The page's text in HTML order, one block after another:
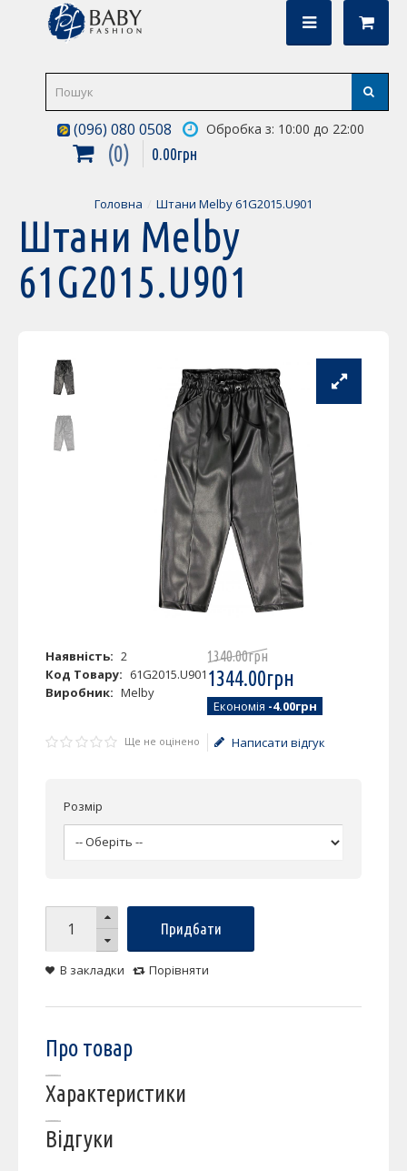
(096) 080 0508 Обробка з: 10:00 до 22:00
0 0.00грн
Головна Штани Melby 61G2015.U901
Штани Melby
61G2015.U901
Наявність: 2
Код Товару: 61G2015.U901
Виробник: Melby
1340.00грн
1344.00грн
Економія -4.00грн
Ще не оцінено Написати відгук
Розмір
Придбати
В закладки Порівняти
Про товар
Характеристики
Відгуки